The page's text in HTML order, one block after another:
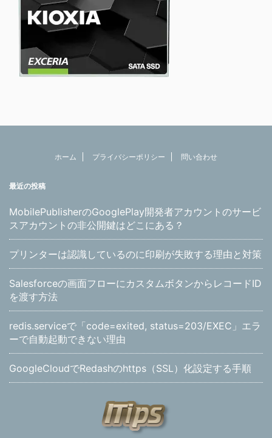
ホーム プライバシーポリシー 問い合わせ
最近の投稿
MobilePublisherのGooglePlay開発者アカウントのサービ
スアカウントの非公開鍵はどこにある？
プリンターは認識しているのに印刷が失敗する理由と対策
Salesforceの画面フローにカスタムボタンからレコードID
を渡す方法
redis.serviceで「code=exited, status=203/EXEC」エラ
ーで自動起動できない理由
GoogleCloudでRedashのhttps（SSL）化設定する手順